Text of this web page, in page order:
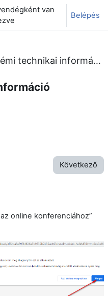
van
Belépés
Némi technikai információ Webexhez
Következő
online konferenciához”